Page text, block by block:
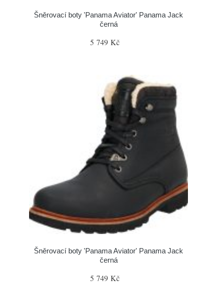
Šněrovací boty 'Panama Aviator' Panama Jack
černá
5 749 Kč
Šněrovací boty 'Panama Aviator' Panama Jack
černá
5 749 Kč